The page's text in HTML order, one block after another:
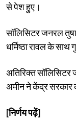
से पेश हुए।
सॉलिसिटर जनरल
धर्मिष्ठा रावल के साथ
अतिरिक्त सॉलिसिटर
अमीन ने केंद्र सरकार
[निर्णय पढ़ें]